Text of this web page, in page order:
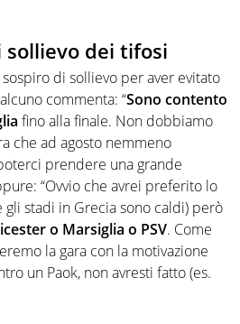
sollievo dei tifosi
di sollievo per aver evitato
commenta: “Sono contento
fino alla finale. Non dobbiamo
che ad agosto nemmeno
prendere una grande
“Ovvio che avrei preferito lo
gli stadi in Grecia sono caldi) però
o Marsiglia o PSV. Come
la gara con la motivazione
un Paok, non avresti fatto (es.